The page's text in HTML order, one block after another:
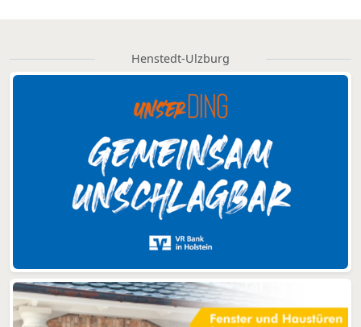
Henstedt-Ulzburg